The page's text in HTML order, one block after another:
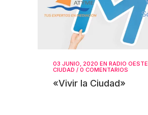
03 JUNIO, 2020 EN RADIO OESTE
CIUDAD / 0 COMENTARIOS
«Vivir la Ciudad»